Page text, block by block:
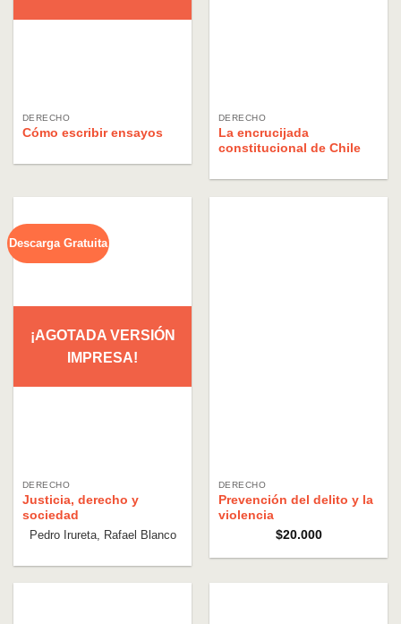
DERECHO
Cómo escribir ensayos
DERECHO
La encrucijada
constitucional de Chile
Descarga Gratuita
¡AGOTADA VERSIÓN
IMPRESA!
DERECHO
Justicia, derecho y
sociedad
Pedro Irureta, Rafael Blanco
DERECHO
Prevención del delito y la
violencia
$20.000